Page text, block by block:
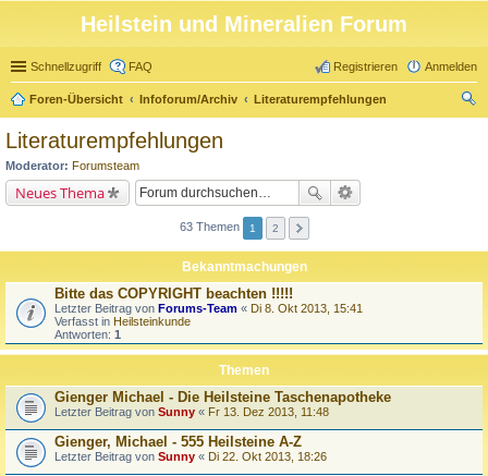
Heilstein und Mineralien Forum
Schnellzugriff FAQ Anmelden
Registrieren
Foren-Übersicht Infoforum/Archiv
Literaturempfehlungen
Literaturempfehlungen
Moderator: Forumsteam
Neues Thema
63 Themen 1 2
Bekanntmachungen
Bitte das COPYRIGHT beachten !!!!!
Letzter Beitrag von Forums-Team « Di 8. Okt 2013, 15:41
Verfasst in Heilsteinkunde
Antworten: 1
Themen
Gienger Michael - Die Heilsteine Taschenapotheke
Letzter Beitrag von Sunny « Fr 13. Dez 2013, 11:48
Gienger, Michael - 555 Heilsteine A-Z
Letzter Beitrag von Sunny « Di 22. Okt 2013, 18:26